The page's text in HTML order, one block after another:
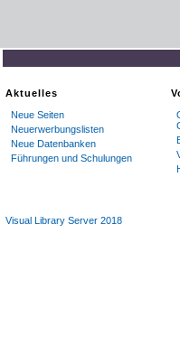
Aktuelles
Neue Seiten
Neuerwerbungslisten
Neue Datenbanken
Führungen und Schulungen
Visual Library Server 2018